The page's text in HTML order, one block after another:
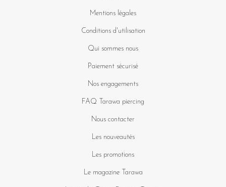
Mentions légales
Conditions d'utilisation
Qui sommes nous
Paiement sécurisé
Nos engagements
FAQ Tarawa piercing
Nous contacter
Les nouveautés
Les promotions
Le magazine Tarawa